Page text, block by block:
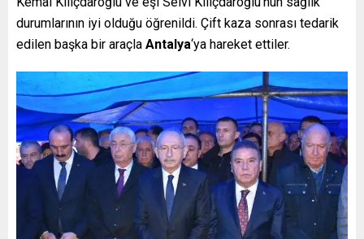
durumlarının iyi olduğu öğrenildi. Çift kaza sonrası tedarik
edilen başka bir araçla Antalya‘ya hareket ettiler.